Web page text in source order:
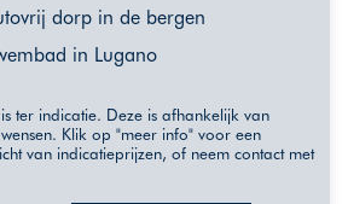
dorp in de bergen
in Lugano
ter indicatie. Deze is afhankelijk van
Klik op "meer info" voor een
van indicatieprijzen, of neem contact met